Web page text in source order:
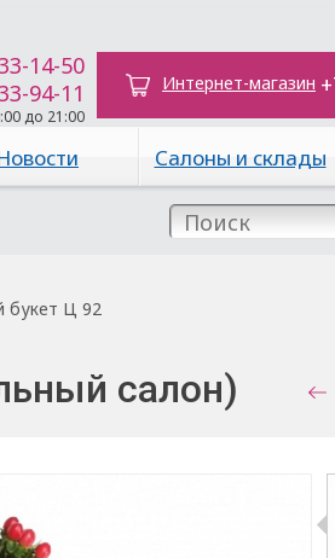
14-50
94-11
до 21:00
Интернет-магазин
Салоны и склады
букет Ц 92
салон)